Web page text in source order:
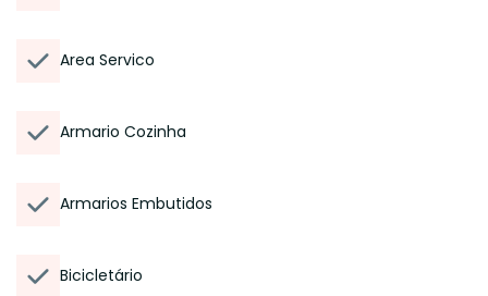
Area Servico
Armario Cozinha
Armarios Embutidos
Bicicletário